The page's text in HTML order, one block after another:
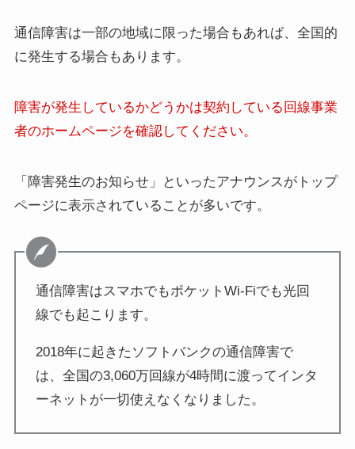
通信障害は一部の地域に限った場合もあれば、全国的
に発生する場合もあります。
障害が発生しているかどうかは契約している回線事業
者のホームページを確認してください。
「障害発生のお知らせ」といったアナウンスがトップ
ページに表示されていることが多いです。
通信障害はスマホでもポケットWi-Fiでも光回
線でも起こります。
2018年に起きたソフトバンクの通信障害で
は、全国の3,060万回線が4時間に渡ってインタ
ーネットが一切使えなくなりました。